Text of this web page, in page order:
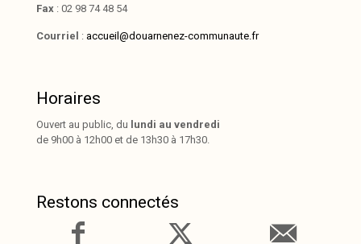
Fax : 02 98 74 48 54
Courriel : accueil@douarnenez-communaute.fr
Horaires
Ouvert au public, du lundi au vendredi
de 9h00 à 12h00 et de 13h30 à 17h30.
Restons connectés